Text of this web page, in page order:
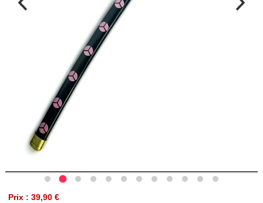
Prix : 39,90 €